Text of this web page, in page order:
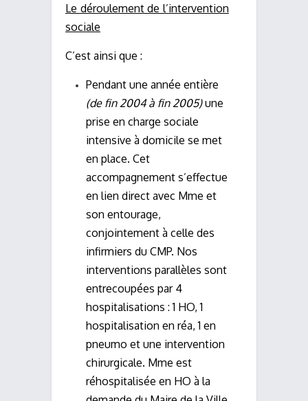
Le déroulement de l’intervention
sociale
C’est ainsi que :
Pendant une année entière
(de fin 2004 à fin 2005)une
prise en charge sociale
intensive à domicile se met
en place. Cet
accompagnement s’effectue
en lien direct avec Mme et
son entourage,
conjointement à celle des
infirmiers du CMP. Nos
interventions parallèles sont
entrecoupées par 4
hospitalisations : 1 HO, 1
hospitalisation en réa, 1 en
pneumo et une intervention
chirurgicale. Mme est
réhospitalisée en HO à la